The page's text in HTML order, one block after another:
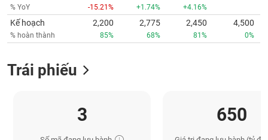
% YoY -15.21% +1.74% +4.16%
Kế hoạch
% hoàn thành
2,200
85%
2,775
68%
2,450
81%
4,500
0%
Trái phiếu
3 650